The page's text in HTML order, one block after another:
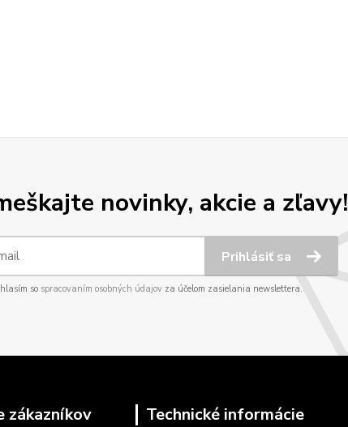
novinky, akcie a zľavy!
Prihlásiť sa
so spracovaním osobných údajovza účelom zasielania newslettera.
zákazníkov Technické informácie